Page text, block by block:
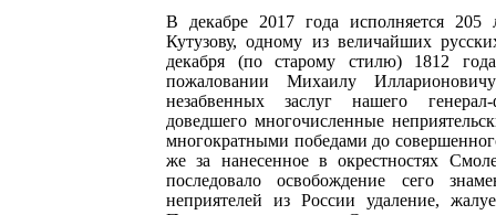
В декабре 2017 года исполняется
Кутузову, одному из величайших
декабря (по старому стилю) 1812
пожаловании Михаилу
незабвенных заслуг нашего генерал-
доведшего многочисленные
многократными победами до
же за нанесенное в окрестностях
последовало освобождение сего
неприятелей из России удаление,